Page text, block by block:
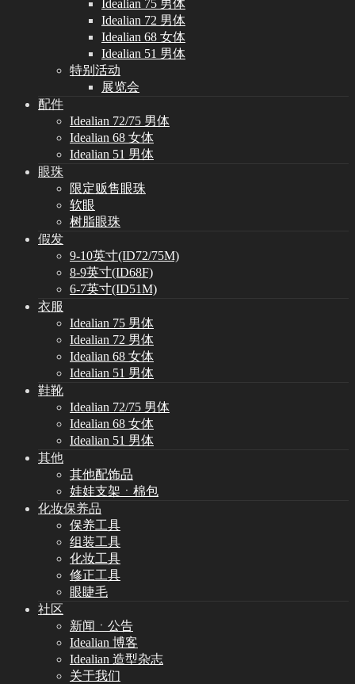
Idealian 75 男体
Idealian 72 男体
Idealian 68 女体
Idealian 51 男体
特别活动
展览会
配件
Idealian 72/75 男体
Idealian 68 女体
Idealian 51 男体
眼珠
限定贩售眼珠
软眼
树脂眼珠
假发
9-10英寸(ID72/75M)
8-9英寸(ID68F)
6-7英寸(ID51M)
衣服
Idealian 75 男体
Idealian 72 男体
Idealian 68 女体
Idealian 51 男体
鞋靴
Idealian 72/75 男体
Idealian 68 女体
Idealian 51 男体
其他
其他配饰品
娃娃支架ㆍ棉包
化妆保养品
保养工具
组装工具
化妆工具
修正工具
眼睫毛
社区
新闻ㆍ公告
Idealian 博客
Idealian 造型杂志
关于我们